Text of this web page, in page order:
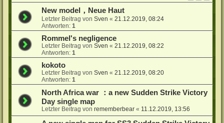
New model，Neue Haut
Letzter Beitrag vonSven «21.12.2019, 08:24
Antworten:1
Rommel's negligence
Letzter Beitrag vonSven «21.12.2019, 08:22
Antworten:1
kokoto
Letzter Beitrag vonSven «21.12.2019, 08:20
Antworten:1
North Africa war ：a new Sudden Strike Victory
Day single map
Letzter Beitrag vonrememberbear « 11.12.2019, 13:56